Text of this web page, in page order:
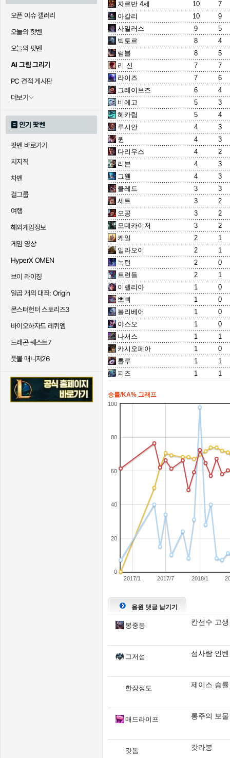
오픈 이슈 갤러리
오늘의 핫벤
오늘의 팟벤
AI 그림 그리기
PC 견적 게시판
더보기
인기 팟벤
팟벤 바로가기
치지직
차벤
걸그룹
여행
해외게임정보
게임 영상
HyperX OMEN
브이 라이징
일곱 개의 대죄: Origin
몬스터헌터 스토리즈3
바이오하자드 레퀴엠
드래곤 퀘스트7
풋볼 매니저26
자르반 4세 10
7
아칼리
10
9
사일러스
9
5
빅토르
8
4
럼블
8
5
리 신
7
7
라이즈
7
6
그레이브즈
6
4
비에고
5
3
헤카림
5
4
루시안
4
3
퀸
4
3
다리우스
4
2
리븐
4
3
그웬
4
3
클레드
3
3
세트
3
2
오공
3
2
모데카이저
3
2
케일
2
1
일라오이
2
1
녹턴
2
0
트런들
2
1
이렐리아
1
0
뽀삐
1
0
볼리베어
1
0
야스오
1
0
나서스
1
1
카시오페아
1
0
룰루
1
1
피즈
1 1
승률/KA% 그래프
2017/1 2017/7 2018/1
0
20
40
60
80
100
응원 댓글 남기기
봉중봉 칸선수 고
그저섬 섬사람 인
한장정도 제이스 승
매드라이프 롱주의 보
갓톰 갓라봉